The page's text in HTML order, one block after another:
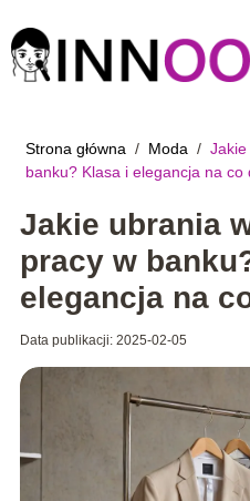
Strona główna / Moda /
banku? Klasa i elegancja na co
Jakie ubrania
pracy w
elegancja na
Data publikacji: 2025-02-05